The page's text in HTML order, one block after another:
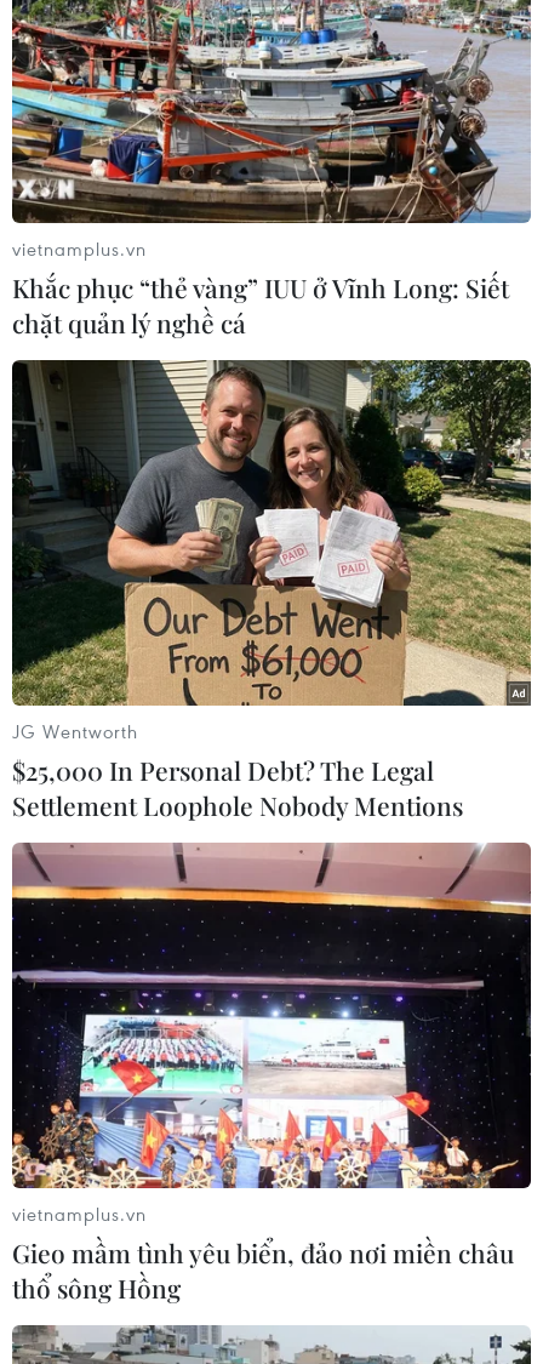
an toàn cho máy bay ở Okinawa
10/01/2018 04:21
Bộ trưởng Quốc phòng Nhật Bản ngày 9/1 hối thúc Đô
đốc Harry Harris đảm bảo an toàn cho các máy bay
hoạt động ở đảo Okinawa, sau 2 vụ máy bay trực thăng
quân sự Mỹ phải hạ cánh khẩn cấp.
Nhật Bản chỉ trích quân đội Mỹ vi phạm
cam kết bay trên đảo Okinawa
Ngày 19/1, Nhật Bản đã chỉ trích quân đội Mỹ vi phạm
cam kết không bay trong khu vực không phận phía trên
một trường tiểu học gần căn cứ quân sự của Mỹ tại
Okinawa.
Nhật Bản quan ngại về các chuyến bay của
vietnamplus.vn
Khắc phục “thẻ vàng” IUU ở Vĩnh Long: Siết
chặt quản lý nghề cá
JG Wentworth
$25,000 In Personal Debt? The Legal
Settlement Loophole Nobody Mentions
vietnamplus.vn
Gieo mầm tình yêu biển, đảo nơi miền châu
thổ sông Hồng